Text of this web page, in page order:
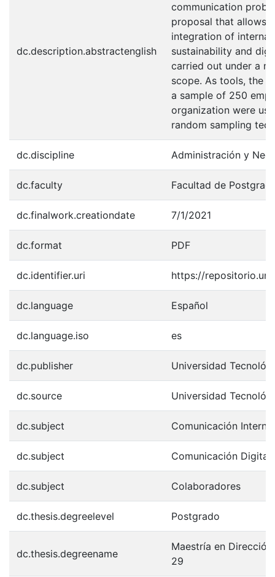
dc.description.abstractenglish
communication
proposal that allows
integration of internal
sustainability and
carried out under a
scope. As tools, the
a sample of 250
organization were
random sampling
dc.discipline Administración y
dc.faculty Facultad de
dc.finalwork.creationdate 7/1/2021
dc.format PDF
dc.identifier.uri https://
dc.language Español
dc.language.iso es
dc.publisher Universidad
dc.source Universidad
dc.subject Comunicación Interna
dc.subject Comunicación Digital
dc.subject Colaboradores
dc.thesis.degreelevel Postgrado
dc.thesis.degreename
Maestría en
29